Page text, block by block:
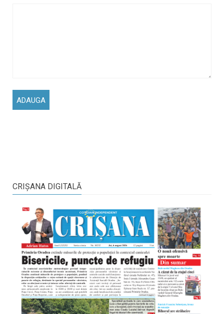
CRIŞANA DIGITALĂ